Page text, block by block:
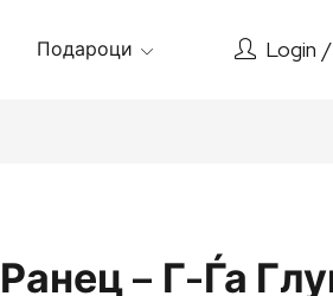
Подароци Login
Ранец – Г-Ѓа